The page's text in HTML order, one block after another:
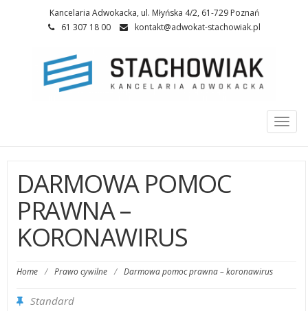
Kancelaria Adwokacka, ul. Młyńska 4/2, 61-729 Poznań
61 307 18 00
kontakt@adwokat-stachowiak.pl
DARMOWA POMOC
PRAWNA –
KORONAWIRUS
Home / Prawo cywilne / Darmowa pomoc prawna – koronawirus
Standard